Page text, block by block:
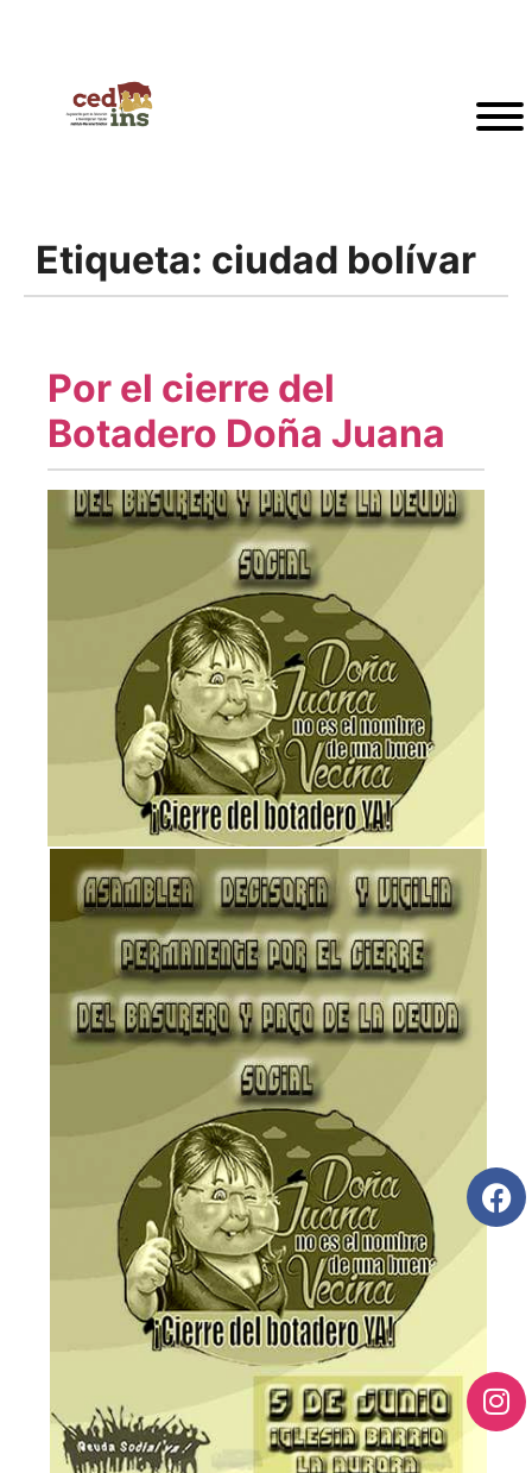
Etiqueta: ciudad bolívar
Por el cierre del
Botadero Doña Juana